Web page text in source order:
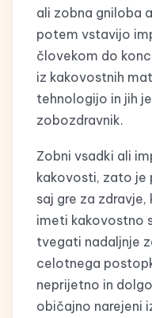
ali zobna gniloba
potem vstavijo
človekom do
iz kakovostnih
tehnologijo in jih
zobozdravnik.
Zobni vsadki ali
kakovosti, zato je
saj gre za
imeti kakovostno
tvegati nadaljnje
celotnega
neprijetno in
običajno narejeni